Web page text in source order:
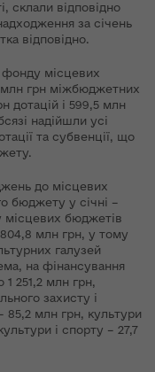
склали відповідно
за січень
відповідно.
фонду місцевих
млн грн міжбюджетних
дотацій і 599,5 млн
надійшли усі
та субвенції, що
до місцевих
бюджету у січні –
місцевих бюджетів
804,8 млн грн, у тому
галузей
на фінансування
1 251,2 млн грн,
захисту і
85,2 млн грн, культури
і спорту – 27,7